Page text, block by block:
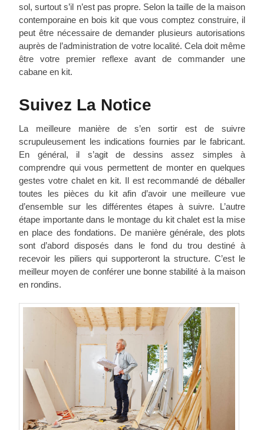
sol, surtout s’il n’est pas propre. Selon la taille de la maison
contemporaine en bois kit que vous comptez construire, il
peut être nécessaire de demander plusieurs autorisations
auprès de l’administration de votre localité. Cela doit même
être votre premier reflexe avant de commander une
cabane en kit.
Suivez La Notice
La meilleure manière de s’en sortir est de suivre
scrupuleusement les indications fournies par le fabricant.
En général, il s’agit de dessins assez simples à
comprendre qui vous permettent de monter en quelques
gestes votre chalet en kit. Il est recommandé de déballer
toutes les pièces du kit afin d’avoir une meilleure vue
d’ensemble sur les différentes étapes à suivre. L’autre
étape importante dans le montage du kit chalet est la mise
en place des fondations. De manière générale, des plots
sont d’abord disposés dans le fond du trou destiné à
recevoir les piliers qui supporteront la structure. C’est le
meilleur moyen de conférer une bonne stabilité à la maison
en rondins.